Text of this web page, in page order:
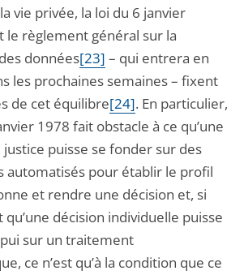
vie privée, la loi du 6 janvier
le règlement général sur la
données[23] – qui entrera en
les prochaines semaines – fixent
de cet équilibre[24]. En particulier,
1978 fait obstacle à ce qu’une
justice puisse se fonder sur des
automatisés pour établir le profil
et rendre une décision et, si
décision individuelle puisse
sur un traitement
ce n’est qu’à la condition que ce